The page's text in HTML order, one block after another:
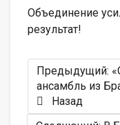
Объединение
результат!
Предыдущий:
ансамбль из
Назад